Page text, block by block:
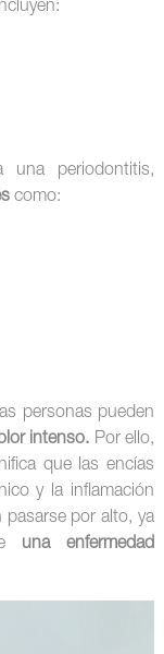
una periodontitis,
como:
personas pueden
intenso. Por ello,
que las encías
y la inflamación
pasarse por alto, ya
una enfermedad